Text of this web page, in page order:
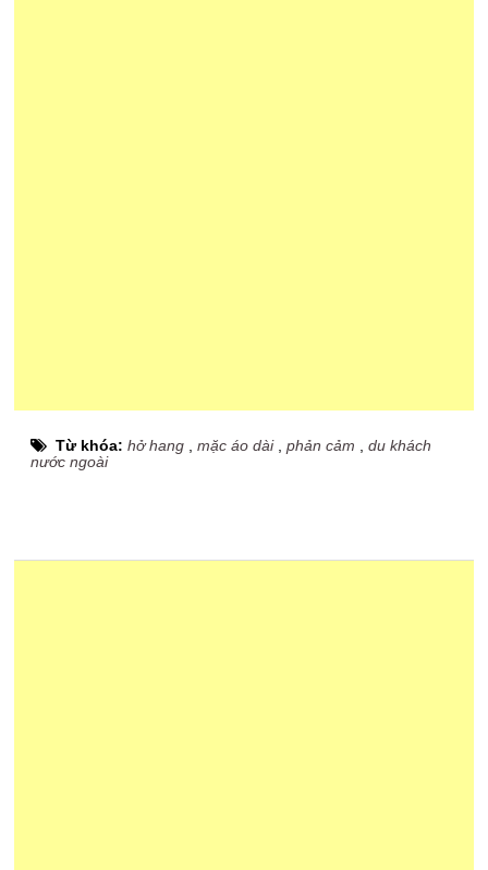
Từ khóa:hở hang ,mặc áo dài,phản cảm ,du khách
nước ngoài